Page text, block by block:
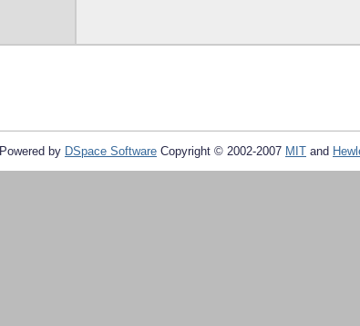
Powered by DSpace Software Copyright © 2002-2007 MIT and